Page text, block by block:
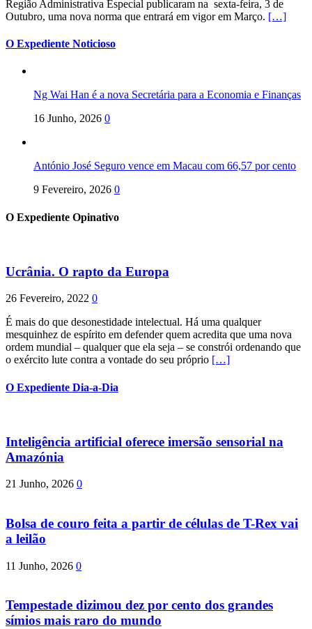
Região Administrativa Especial publicaram na sexta-feira, 3 de
Outubro, uma nova norma que entrará em vigor em Março. […]
O Expediente Noticioso
Ng Wai Han é a nova Secretária para a Economia e Finanças
16 Junho, 2026 0
António José Seguro vence em Macau com 66,57 por cento
9 Fevereiro, 2026 0
O Expediente Opinativo
Ucrânia. O rapto da Europa
26 Fevereiro, 2022 0
É mais do que desonestidade intelectual. Há uma qualquer
mesquinhez de espírito em defender quem acredita que uma nova
ordem mundial – qualquer que ela seja – se constrói ordenando que
o exército lute contra a vontade do seu próprio […]
O Expediente Dia-a-Dia
Inteligência artificial oferece imersão sensorial na
Amazónia
21 Junho, 2026 0
Bolsa de couro feita a partir de células de T-Rex vai
a leilão
11 Junho, 2026 0
Tempestade dizimou dez por cento dos grandes
símios mais raro do mundo